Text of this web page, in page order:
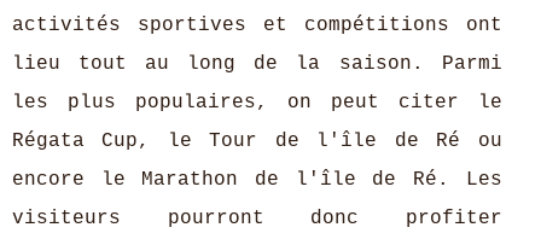
activités sportives et compétitions ont
lieu tout au long de la saison. Parmi
les plus populaires, on peut citer le
Régata Cup, le Tour de l'île de Ré ou
encore le Marathon de l'île de Ré. Les
visiteurs pourront donc profiter